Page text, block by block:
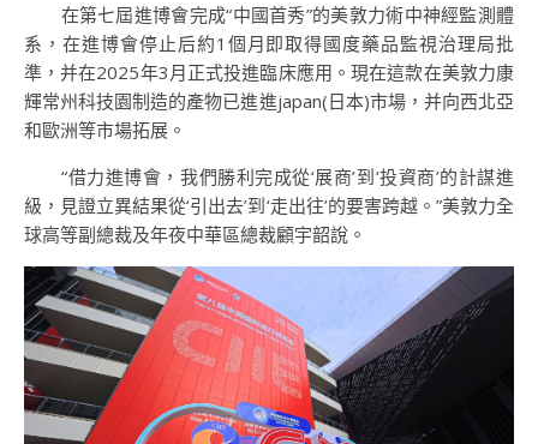
在第七屆進博會完成“中國首秀”的美敦力術中神經監測體
系，在進博會停止后約1個月即取得國度藥品監視治理局批
準，并在2025年3月正式投進臨床應用。現在這款在美敦力康
輝常州科技園制造的產物已進進japan(日本)市場，并向西北亞
和歐洲等市場拓展。
“借力進博會，我們勝利完成從‘展商’到‘投資商’的計謀進
級，見證立異結果從‘引出去’到‘走出往’的要害跨越。”美敦力全
球高等副總裁及年夜中華區總裁顧宇韶說。